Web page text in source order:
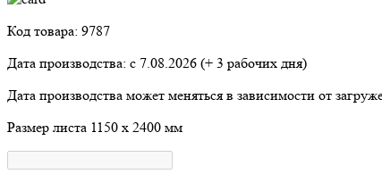
Код товара: 9787
Дата производства: с 7.08.2026 (+ 3 рабочих дня)
Дата производства может меняться в зависимости от
Размер листа 1150 х 2400 мм